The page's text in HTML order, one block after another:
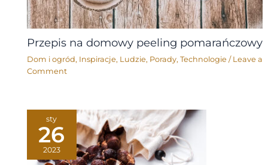
Przepis na domowy peeling pomarańczowy
Dom i ogród, Inspiracje, Ludzie, Porady, Technologie / Leave a
Comment
sty
26
2023